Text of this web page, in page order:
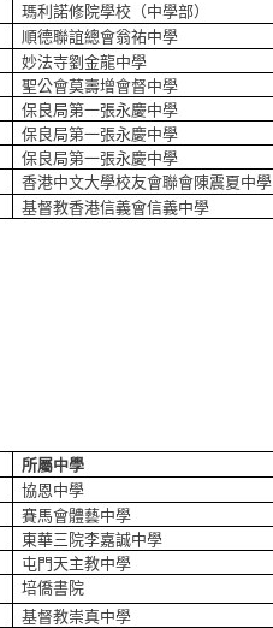
瑪利諾修院學校（中學部）
順德聯誼總會翁祐中學
妙法寺劉金龍中學
聖公會莫壽增會督中學
保良局第一張永慶中學
保良局第一張永慶中學
保良局第一張永慶中學
香港中文大學校友會聯會陳震夏中學
基督教香港信義會信義中學
所屬中學
協恩中學
賽馬會體藝中學
東華三院李嘉誠中學
屯門天主教中學
培僑書院
基督教崇真中學